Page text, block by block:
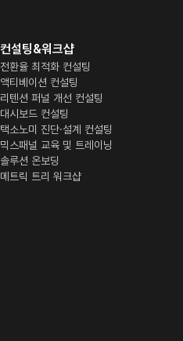
컨설팅&워크샵
전환율 최적화 컨설팅
액티베이션 컨설팅
리텐션 퍼널 개선 컨설팅
대시보드 컨설팅
택소노미 진단·설계 컨설팅
믹스패널 교육 및 트레이닝
솔루션 온보딩
메트릭 트리 워크샵